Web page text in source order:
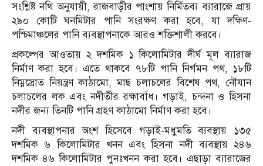
সংশ্লিষ্ট নথি অনুযায়ী, রাজবাড়ীর পাংশায় নির্মিতব্য ব্যারাজে প্রায়
২৯০ কোটি ঘনমিটার পানি সংরক্ষণ করা হবে, যা দক্ষিণ-
পশ্চিমাঞ্চলের পানি ব্যবস্থাপনাকে আরও শক্তিশালী করবে।
প্রকল্পের আওতায় ২ দশমিক ১ কিলোমিটার দীর্ঘ মূল ব্যারাজ
নির্মাণ করা হবে। এতে থাকবে ৭৮টি পানি নির্গমন পথ, ১৮টি
নিম্নস্রোত নিয়ন্ত্রণ কাঠামো, মাছ চলাচলের বিশেষ পথ, নৌযান
চলাচলের লক এবং নদীতীর রক্ষাবাঁধ। গড়াই, চন্দনা ও হিসনা
নদীর জন্য তিনটি পানি গ্রহণ কাঠামো নির্মাণ করা হবে।
নদী ব্যবস্থাপনার অংশ হিসেবে গড়াই-মধুমতি ব্যবস্থায় ১৩৫
দশমিক ৬ কিলোমিটার খনন এবং হিসনা নদী ব্যবস্থায় ২৪৬
দশমিক ৪৬ কিলোমিটার পুনঃখনন করা হবে। এছাড়া ব্যারাজের